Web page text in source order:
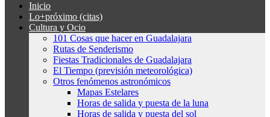
Inicio
Lo+próximo (citas)
Cultura y Ocio
101 Cosas que hacer en Guadalajara
Rutas de Senderismo
Fiestas Tradicionales de Guadalajara
El Tiempo (previsión meteorológica)
Otros fenómenos astronómicos
Mapas Estelares
Horas de salida y puesta de la luna
Horas de salida y puesta del sol